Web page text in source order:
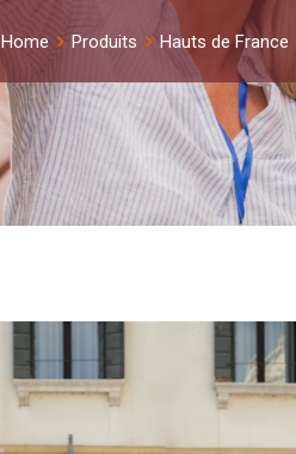
Home Produits Hauts de France